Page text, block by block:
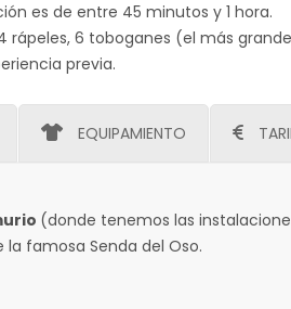
es de entre 45 minutos y 1 hora.
rápeles, 6 toboganes (el más
previa.
EQUIPAMIENTO
(donde tenemos las
famosa Senda del Oso.